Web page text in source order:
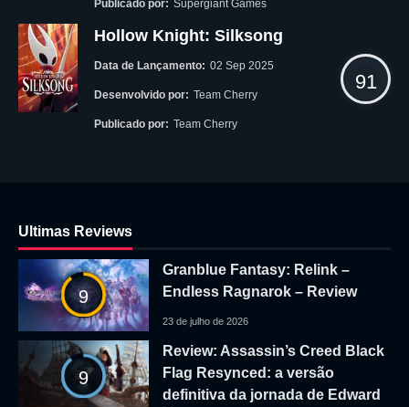
Publicado por: Supergiant Games
Hollow Knight: Silksong
Data de Lançamento: 02 Sep 2025
Desenvolvido por: Team Cherry
Publicado por: Team Cherry
91
Ultimas Reviews
9
Granblue Fantasy: Relink –
Endless Ragnarok – Review
23 de julho de 2026
9
Review: Assassin’s Creed Black
Flag Resynced: a versão
definitiva da jornada de Edward